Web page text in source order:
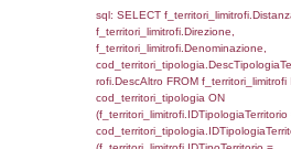
FROM
sql: SELECT